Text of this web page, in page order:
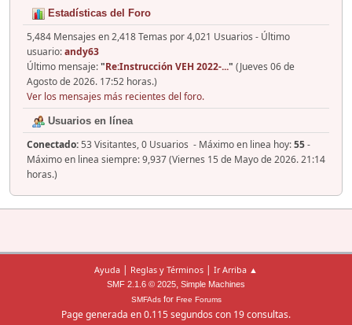
Estadísticas del Foro
5,484 Mensajes en 2,418 Temas por 4,021 Usuarios - Último
usuario:andy63
Último mensaje:"Re:Instrucción VEH 2022-..." (Jueves 06 de
Agosto de 2026. 17:52 horas.)
Ver los mensajes más recientes del foro.
Usuarios en línea
Conectado:53 Visitantes, 0 Usuarios - Máximo en linea hoy:55-
Máximo en linea siempre: 9,937 (Viernes 15 de Mayo de 2026. 21:14
horas.)
Ayuda | Reglas y Términos | Ir Arriba ▲
SMF 2.1.6 © 2025, Simple Machines
SMFAdsfor Free Forums
Page generada en 0.115 segundos con 19 consultas.